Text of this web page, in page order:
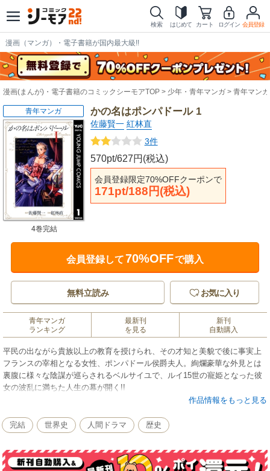
検索 はじめて カート ログイン 会員登録
漫画（マンガ）・電子書籍が国内最大級!!
漫画(まんが)・電子書籍のコミックシーモアTOP 少年・青年マンガ 青年マンガ
かの名はポンパドール 1
佐藤賢一 紅林直
3件
570pt/627円(税込)
会員登録限定70%OFFクーポンで
171pt/188円(税込)
青年マンガ
4巻完結
会員登録して70%OFFで購入
無料立読み お気に入り
青年マンガ
ランキング
最新刊
を見る
新刊
自動購入
平民の出ながら貴族以上の教育を授けられ、その才知と美貌で後に事実上
フランスの宰相となる女性、ポンパドール侯爵夫人。絢爛豪華な外見とは
裏腹に様々な陰謀が巡らされるベルサイユで、ルイ15世の寵姫となった彼
女の波乱に満ちた人生の幕が開く!!
作品情報をもっと見る
完結 世界史 人間ドラマ 歴史